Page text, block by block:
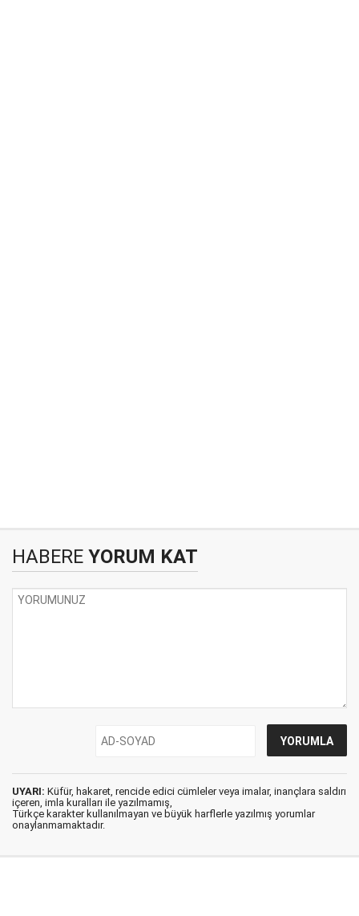
HABERE YORUM KAT
UYARI: Küfür, hakaret, rencide edici cümleler veya imalar, inançlara saldırı
içeren, imla kuralları ile yazılmamış,
Türkçe karakter kullanılmayan ve büyük harflerle yazılmış yorumlar
onaylanmamaktadır.